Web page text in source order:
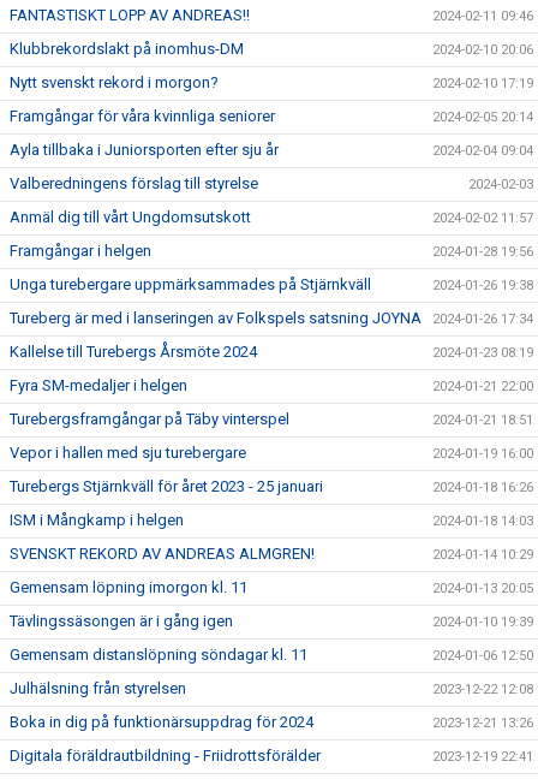
FANTASTISKT LOPP AV ANDREAS!! 2024-02-11 09:46
Klubbrekordslakt på inomhus-DM 2024-02-10 20:06
Nytt svenskt rekord i morgon? 2024-02-10 17:19
Framgångar för våra kvinnliga seniorer 2024-02-05 20:14
Ayla tillbaka i Juniorsporten efter sju år 2024-02-04 09:04
Valberedningens förslag till styrelse 2024-02-03
Anmäl dig till vårt Ungdomsutskott 2024-02-02 11:57
Framgångar i helgen 2024-01-28 19:56
Unga turebergare uppmärksammades på Stjärnkväll 2024-01-26 19:38
Tureberg är med i lanseringen av Folkspels satsning JOYNA 2024-01-26 17:34
Kallelse till Turebergs Årsmöte 2024 2024-01-23 08:19
Fyra SM-medaljer i helgen 2024-01-21 22:00
Turebergsframgångar på Täby vinterspel 2024-01-21 18:51
Vepor i hallen med sju turebergare 2024-01-19 16:00
Turebergs Stjärnkväll för året 2023 - 25 januari 2024-01-18 16:26
ISM i Mångkamp i helgen 2024-01-18 14:03
SVENSKT REKORD AV ANDREAS ALMGREN! 2024-01-14 10:29
Gemensam löpning imorgon kl. 11 2024-01-13 20:05
Tävlingssäsongen är i gång igen 2024-01-10 19:39
Gemensam distanslöpning söndagar kl. 11 2024-01-06 12:50
Julhälsning från styrelsen 2023-12-22 12:08
Boka in dig på funktionärsuppdrag för 2024 2023-12-21 13:26
Digitala föräldrautbildning - Friidrottsförälder 2023-12-19 22:41